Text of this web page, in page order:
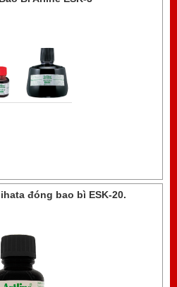
đóng bao bì ESK-20.